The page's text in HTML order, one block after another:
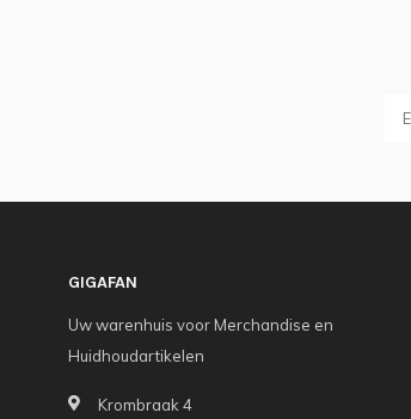
GIGAFAN
Uw warenhuis voor Merchandise en
Huidhoudartikelen
Krombraak 4